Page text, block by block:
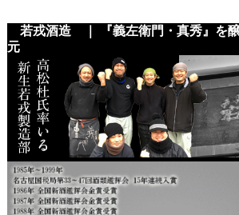
若戎酒造 ｜ 『義左衛門・真秀』を
元